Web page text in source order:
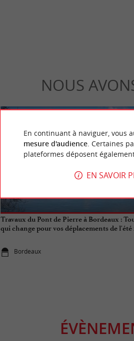
NOUS
Travaux du Pont de Pierre à Bordeaux :
qui change pour vos déplacements de l'été
Bordeaux
En continuant à naviguer, vous
mesure d'audience. Certaines
plateformes déposent
EN SAVOIR